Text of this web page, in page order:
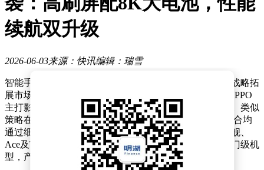
续航双升级
2026-06-03来源：快讯编辑：瑞雪
智能手机市场竞争愈发激烈，各大品牌纷纷通过双品牌战略拓
展市场版图。一加与OPPO合并后，双品牌协同发展，OPPO
主打影像领域，一加则深耕游戏性能，形成差异化优势。类似
策略在行业中并不少见，vivo与iQOO、小米与红米等组合均
通过细分市场满足多元需求。一加品牌目前拥有数字旗舰、
Ace及Turbo三大系列，覆盖中高端市场，但尚未涉足入门级机
型，产品线仍有拓展空间。